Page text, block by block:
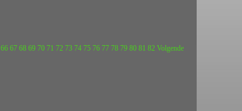
66 67 68 69 70 71 72 73 74 75 76 77 78 79 80 81 82 Volgende